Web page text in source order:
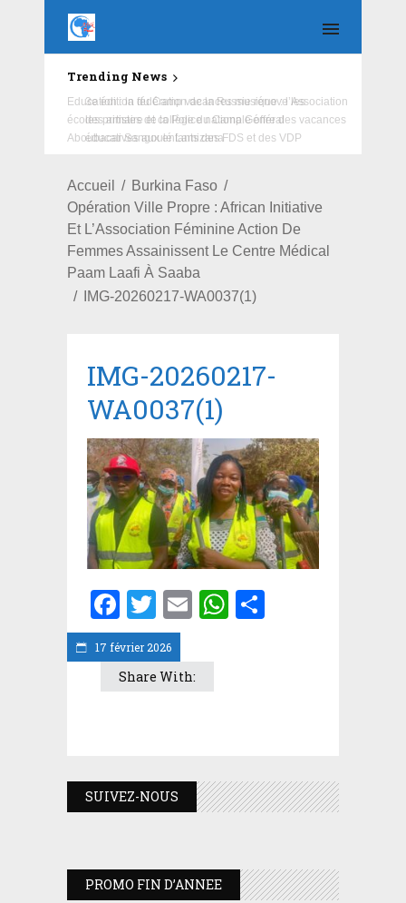
Trending News
Education : la fédération de la Russie rénove les
écoles primaire et collège du Camp Général
Aboubacar Sangoulé Lamizana
Accueil
Burkina Faso
Opération Ville Propre : African Initiative
Et L’Association Féminine Action De
Femmes Assainissent Le Centre Médical
Paam Laafi À Saaba
IMG-20260217-WA0037(1)
17 février 2026
IMG-20260217-
WA0037(1)
Facebook
Twitter
EmailWhatsApp
Share With:
SUIVEZ-NOUS
PROMO FIN D’ANNEE